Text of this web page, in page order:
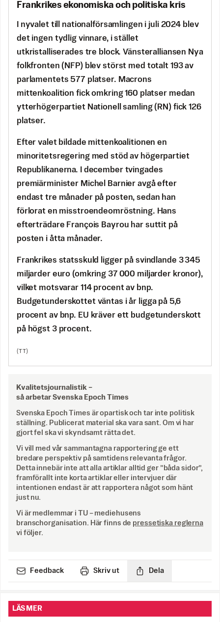
Frankrikes ekonomiska och politiska kris
I nyvalet till nationalförsamlingen i juli 2024 blev
det ingen tydlig vinnare, i stället
utkristalliserades tre block. Vänsteralliansen Nya
folkfronten (NFP) blev störst med totalt 193 av
parlamentets 577 platser. Macrons
mittenkoalition fick omkring 160 platser medan
ytterhögerpartiet Nationell samling (RN) fick 126
platser.
Efter valet bildade mittenkoalitionen en
minoritetsregering med stöd av högerpartiet
Republikanerna. I december tvingades
premiärminister Michel Barnier avgå efter
endast tre månader på posten, sedan han
förlorat en misstroendeomröstning. Hans
efterträdare François Bayrou har suttit på
posten i åtta månader.
Frankrikes statsskuld ligger på svindlande 3 345
miljarder euro (omkring 37 000 miljarder kronor),
vilket motsvarar 114 procent av bnp.
Budgetunderskottet väntas i år ligga på 5,6
procent av bnp. EU kräver ett budgetunderskott
på högst 3 procent.
(TT)
Kvalitetsjournalistik –
så arbetar Svenska Epoch Times
Svenska Epoch Times är opartisk och tar inte politisk
ställning. Publicerat material ska vara sant. Om vi har
gjort fel ska vi skyndsamt rätta det.
Vi vill med vår sammantagna rapportering ge ett
bredare perspektiv på samtidens relevanta frågor.
Detta innebär inte att alla artiklar alltid ger ”båda sidor”,
framförallt inte korta artiklar eller intervjuer där
intentionen endast är att rapportera något som hänt
just nu.
Vi är medlemmar i TU – mediehusens
branschorganisation. Här finns de pressetiska reglerna
vi följer.
Feedback Skriv ut Dela
LÄS MER